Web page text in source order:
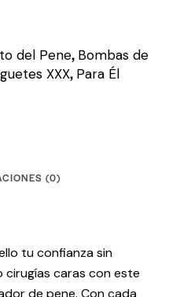
del Pene, Bombas de
XXX, Para Él
(0)
tu confianza sin
caras con este
de pene. Con cada